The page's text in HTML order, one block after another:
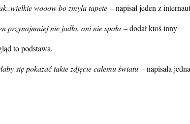
wooow bo zmyla tapete – napisał jeden z
przynajmniej nie jadła, ani nie spała – dodał ktoś inny
to podstawa.
się pokazać takie zdjęcie całemu światu – napisała